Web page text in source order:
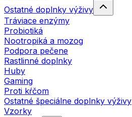
Ostatné doplnky výživy
Tráviace enzýmy
Probiotiká
Nootropiká a mozog
Podpora pečene
Rastlinné doplnky
Huby
Gaming
Proti kŕčom
Ostatné špeciálne doplnky výživy
Vzorky